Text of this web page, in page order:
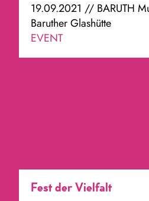
19.09.2021 // BARUTH
Baruther Glashütte
EVENT
Fest der Vielfalt